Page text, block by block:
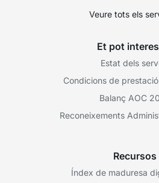
Veure tots els
Et pot
Estat dels
Condicions de
Balanç AOC
Reconeixements
Recursos
Índex de maduresa